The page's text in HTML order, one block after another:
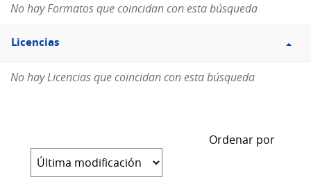
No hay Formatos que coincidan con esta búsqueda
Filtro
Licencias
Licencias
No hay Licencias que coincidan con esta búsqueda
Ordenar por